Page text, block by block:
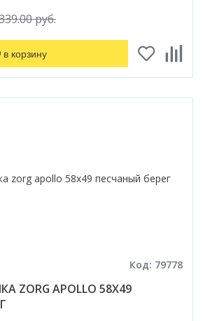
руб.
в корзину
Код: 79778
ZORG APOLLO 58X49